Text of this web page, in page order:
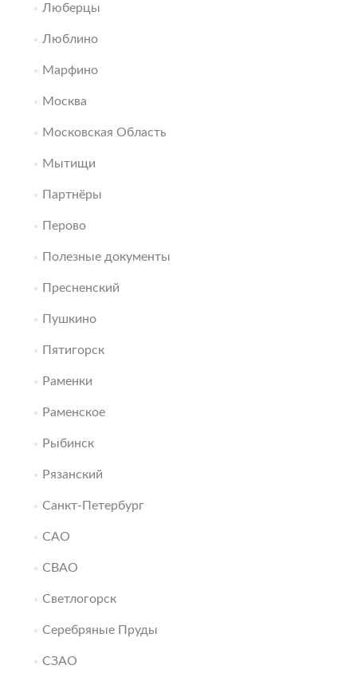
Люберцы
Люблино
Марфино
Москва
Московская Область
Мытищи
Партнёры
Перово
Полезные документы
Пресненский
Пушкино
Пятигорск
Раменки
Раменское
Рыбинск
Рязанский
Санкт-Петербург
САО
СВАО
Светлогорск
Серебряные Пруды
СЗАО